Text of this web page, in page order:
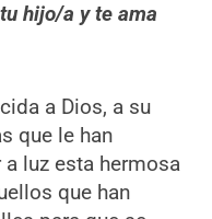
hijo/a y te ama
a Dios, a su
que le han
luz esta hermosa
que han